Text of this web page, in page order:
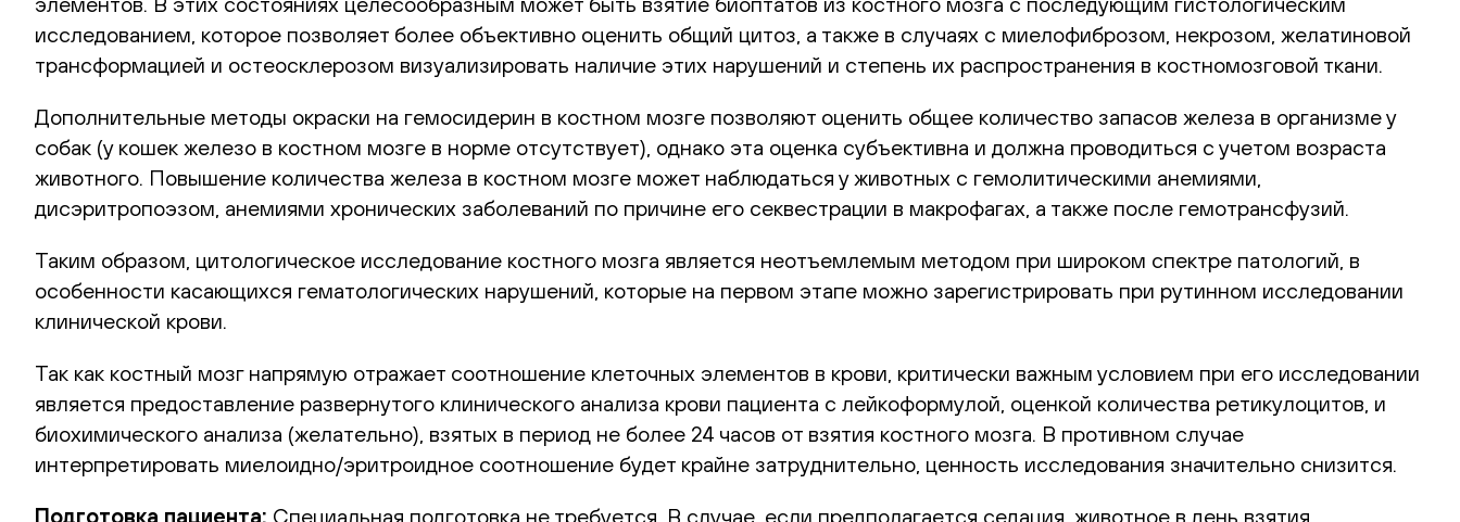
исследованием, которое позволяет более объективно оценить общий цитоз, а также в случаях с миелофиброзом, некрозом, желатиновой
трансформацией и остеосклерозом визуализировать наличие этих нарушений и степень их распространения в костномозговой ткани.
Дополнительные методы окраски на гемосидерин в костном мозге позволяют оценить общее количество запасов железа в организме у
собак (у кошек железо в костном мозге в норме отсутствует), однако эта оценка субъективна и должна проводиться с учетом возраста
животного. Повышение количества железа в костном мозге может наблюдаться у животных с гемолитическими анемиями,
дисэритропоэзом, анемиями хронических заболеваний по причине его секвестрации в макрофагах, а также после гемотрансфузий.
Таким образом, цитологическое исследование костного мозга является неотъемлемым методом при широком спектре патологий, в
особенности касающихся гематологических нарушений, которые на первом этапе можно зарегистрировать при рутинном исследовании
клинической крови.
Так как костный мозг напрямую отражает соотношение клеточных элементов в крови, критически важным условием при его исследовании
является предоставление развернутого клинического анализа крови пациента с лейкоформулой, оценкой количества ретикулоцитов, и
биохимического анализа (желательно), взятых в период не более 24 часов от взятия костного мозга. В противном случае
интерпретировать миелоидно/эритроидное соотношение будет крайне затруднительно, ценность исследования значительно снизится.
Подготовка пациента: Специальная подготовка не требуется. В случае, если предполагается седация, животное в день взятия